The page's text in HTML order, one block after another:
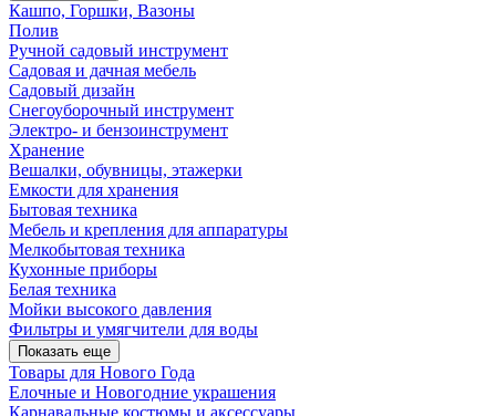
Кашпо, Горшки, Вазоны
Полив
Ручной садовый инструмент
Садовая и дачная мебель
Садовый дизайн
Снегоуборочный инструмент
Электро- и бензоинструмент
Хранение
Вешалки, обувницы, этажерки
Емкости для хранения
Бытовая техника
Мебель и крепления для аппаратуры
Мелкобытовая техника
Кухонные приборы
Белая техника
Мойки высокого давления
Фильтры и умягчители для воды
Показать еще
Товары для Нового Года
Елочные и Новогодние украшения
Карнавальные костюмы и аксессуары